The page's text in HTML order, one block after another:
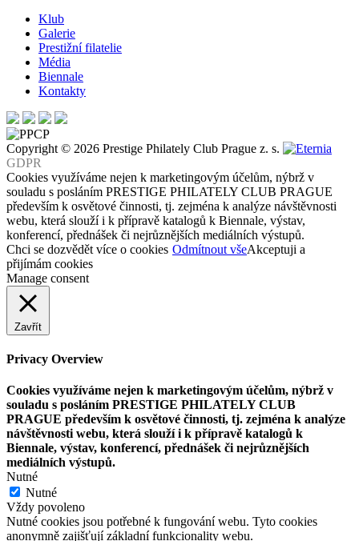
příspěvek
Klub
Galerie
Prestižní filatelie
Média
Biennale
Kontakty
Copyright © 2026 Prestige Philately Club Prague z. s.
GDPR
Cookies využíváme nejen k marketingovým účelům, nýbrž v
souladu s posláním PRESTIGE PHILATELY CLUB PRAGUE
především k osvětové činnosti, tj. zejména k analýze návštěvnosti
webu, která slouží i k přípravě katalogů k Biennale, výstav,
konferencí, přednášek či nejrůznějších mediálních výstupů.
Chci se dozvědět více o cookies Odmítnout všeAkceptuji a
přijímám cookies
Manage consent
Zavřít
Privacy Overview
Cookies využíváme nejen k marketingovým účelům, nýbrž v
souladu s posláním PRESTIGE PHILATELY CLUB
PRAGUE především k osvětové činnosti, tj. zejména k analýze
návštěvnosti webu, která slouží i k přípravě katalogů k
Biennale, výstav, konferencí, přednášek či nejrůznějších
mediálních výstupů.
Nutné
Nutné
Vždy povoleno
Nutné cookies jsou potřebné k fungování webu. Tyto cookies
anonymně zajišťují základní funkcionality webu.